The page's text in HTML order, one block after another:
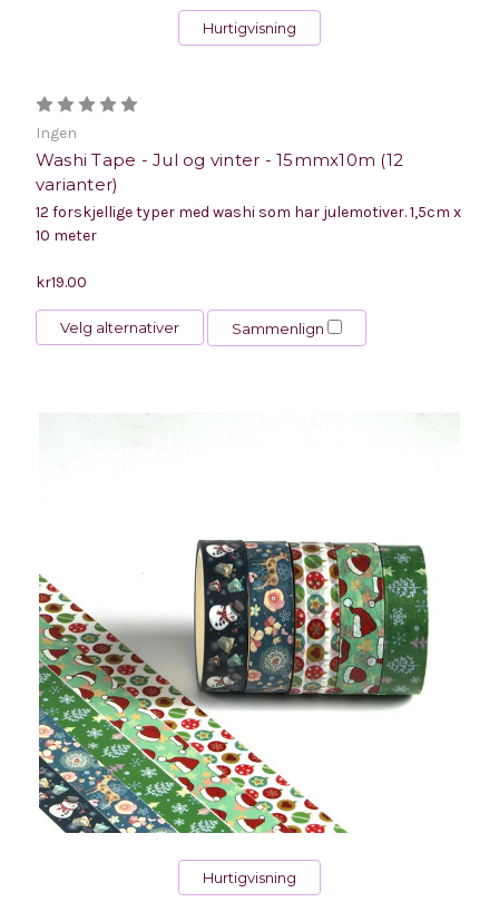
Hurtigvisning
Ingen
Washi Tape - Jul og vinter - 15mmx10m (12
varianter)
12 forskjellige typer med washi som har julemotiver. 1,5cm x
10 meter
kr19.00
Velg alternativer Sammenlign
Hurtigvisning